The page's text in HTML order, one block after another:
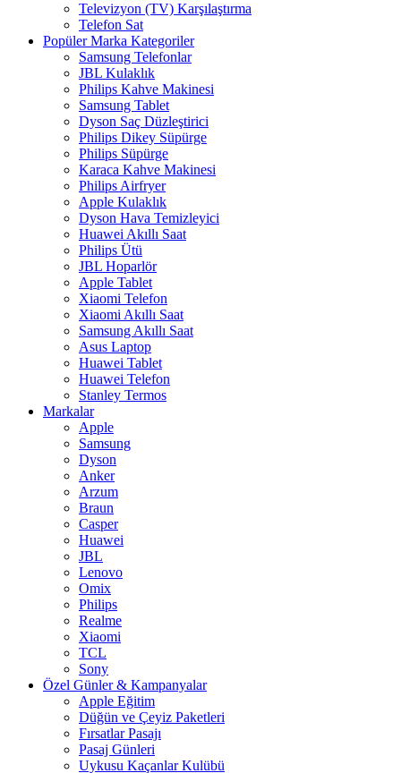
Televizyon (TV) Karşılaştırma
Telefon Sat
Popüler Marka Kategoriler
Samsung Telefonlar
JBL Kulaklık
Philips Kahve Makinesi
Samsung Tablet
Dyson Saç Düzleştirici
Philips Dikey Süpürge
Philips Süpürge
Karaca Kahve Makinesi
Philips Airfryer
Apple Kulaklık
Dyson Hava Temizleyici
Huawei Akıllı Saat
Philips Ütü
JBL Hoparlör
Apple Tablet
Xiaomi Telefon
Xiaomi Akıllı Saat
Samsung Akıllı Saat
Asus Laptop
Huawei Tablet
Huawei Telefon
Stanley Termos
Markalar
Apple
Samsung
Dyson
Anker
Arzum
Braun
Casper
Huawei
JBL
Lenovo
Omix
Philips
Realme
Xiaomi
TCL
Sony
Özel Günler & Kampanyalar
Apple Eğitim
Düğün ve Çeyiz Paketleri
Fırsatlar Pasajı
Pasaj Günleri
Uykusu Kaçanlar Kulübü